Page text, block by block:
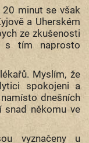
minut se však
a Uherském
ze zkušenosti
s tím naprosto
Myslím, že
spokojeni a
dnešních
snad někomu ve
vyznačeny u